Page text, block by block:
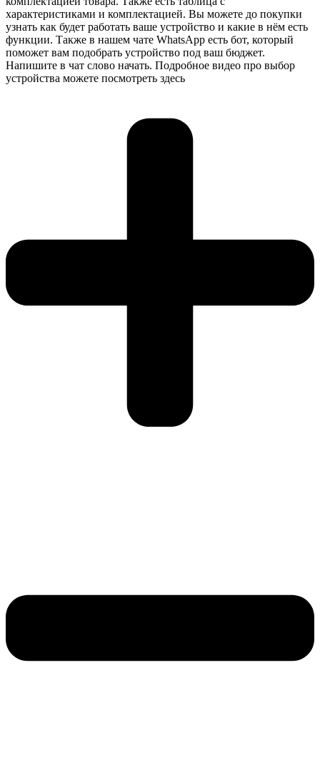
характеристиками и комплектацией. Вы можете до покупки
узнать как будет работать ваше устройство и какие в нём есть
функции. Также в нашем чате WhatsApp есть бот, который
поможет вам подобрать устройство под ваш бюджет.
Напишите в чат слово начать. Подробное видео про выбор
устройства можете посмотреть здесь